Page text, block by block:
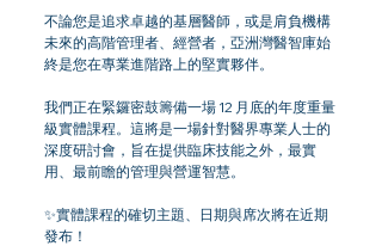
不論您是追求卓越的基層醫師，或是肩負機構
未來的高階管理者、經營者，亞洲灣醫智庫始
終是您在專業進階路上的堅實夥伴。
我們正在緊鑼密鼓籌備一場 12 月底的年度重量
級實體課程。這將是一場針對醫界專業人士的
深度研討會，旨在提供臨床技能之外，最實
用、最前瞻的管理與營運智慧。
✨實體課程的確切主題、日期與席次將在近期
發布！